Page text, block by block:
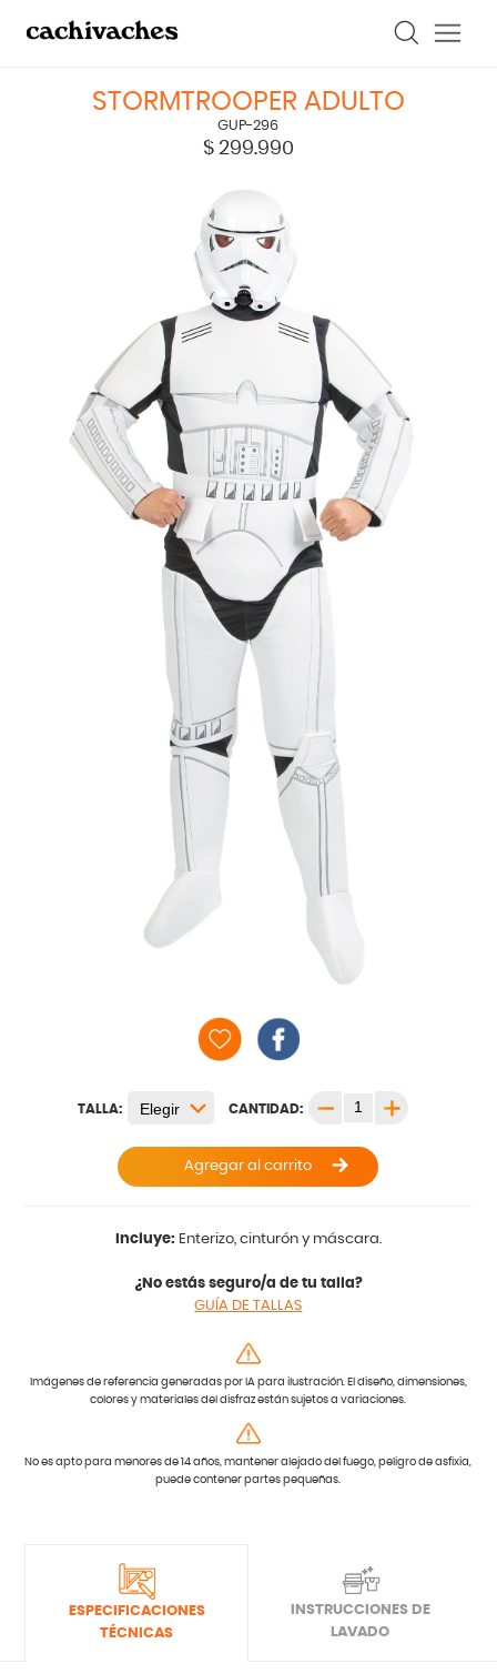
STORMTROOPER ADULTO
GUP-296
$299.990
TALLA: CANTIDAD:
Agregar al carrito
Incluye: Enterizo, cinturón y máscara.
¿No estás seguro/a de tu talla?
GUÍA DE TALLAS
Imágenes de referencia generadas por IA para ilustración. El diseño, dimensiones,
colores y materiales del disfraz están sujetos a variaciones.
No es apto para menores de 14 años, mantener alejado del fuego, peligro de asfixia,
puede contener partes pequeñas.
ESPECIFICACIONES
TÉCNICAS
INSTRUCCIONES DE
LAVADO